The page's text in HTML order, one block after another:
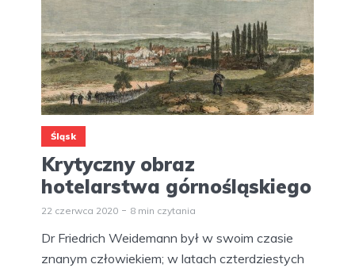
Śląsk
Krytyczny obraz
hotelarstwa górnośląskiego
22 czerwca 2020 8 min czytania
Dr Friedrich Weidemann był w swoim czasie
znanym człowiekiem; w latach czterdziestych